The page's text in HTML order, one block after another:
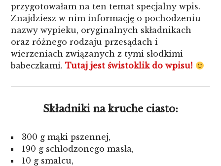
przygotowałam na ten temat specjalny wpis.
Znajdziesz w nim informację o pochodzeniu
nazwy wypieku, oryginalnych składnikach
oraz różnego rodzaju przesądach i
wierzeniach związanych z tymi słodkimi
babeczkami.Tutaj jest świstoklik do wpisu!
Składniki na kruche ciasto:
300 g mąki pszennej,
190 g schłodzonego masła,
10 g smalcu,